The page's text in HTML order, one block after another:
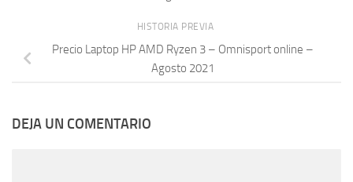
HISTORIA PREVIA
Precio Laptop HP AMD Ryzen 3 – Omnisport online –
Agosto 2021
DEJA UN COMENTARIO